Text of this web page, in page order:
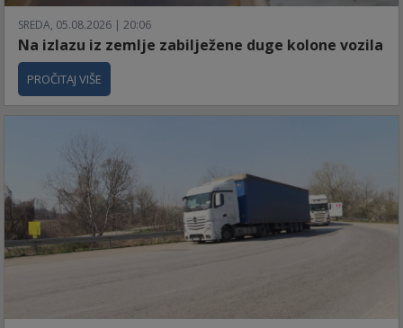
SREDA, 05.08.2026 | 20:06
Na izlazu iz zemlje zabilježene duge kolone vozila
PROČITAJ VIŠE